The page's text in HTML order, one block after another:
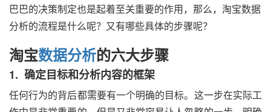
巴巴的决策制定也是起着至关重要的作用，那么，淘宝数据
分析的流程是什么呢？又有哪些具体的步骤呢？
淘宝数据分析的六大步骤
1. 确定目标和分析内容的框架
任何行为的背后都需要有一个明确的目标。这一步在实际工